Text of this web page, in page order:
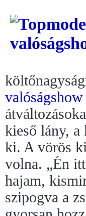
valóságshow
kieső lány,
ki. A vörös
volna. „Én
hajam,
szipogva a